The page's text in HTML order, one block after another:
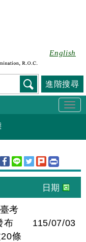
English
進階搜尋
考
布
條
115/07/03